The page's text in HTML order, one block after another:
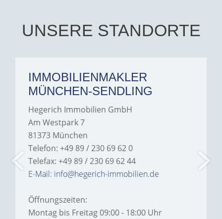
UNSERE STANDORTE
IMMOBILIENMAKLER
MÜNCHEN-SENDLING
Hegerich Immobilien GmbH
Am Westpark 7
81373 München
Telefon: +49 89 / 230 69 62 0
Telefax: +49 89 / 230 69 62 44
E-Mail: info@hegerich-immobilien.de
Öffnungszeiten:
Montag bis Freitag 09:00 - 18:00 Uhr